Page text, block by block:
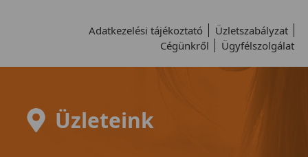
Adatkezelési tájékoztató
Üzletszabályzat
Cégünkről
Ügyfélszolgálat
Üzleteink